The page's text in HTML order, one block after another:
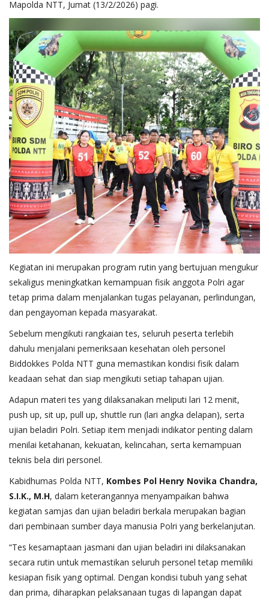
Mapolda NTT, Jumat (13/2/2026) pagi.
Kegiatan ini merupakan program rutin yang bertujuan mengukur
sekaligus meningkatkan kemampuan fisik anggota Polri agar
tetap prima dalam menjalankan tugas pelayanan, perlindungan,
dan pengayoman kepada masyarakat.
Sebelum mengikuti rangkaian tes, seluruh peserta terlebih
dahulu menjalani pemeriksaan kesehatan oleh personel
Biddokkes Polda NTT guna memastikan kondisi fisik dalam
keadaan sehat dan siap mengikuti setiap tahapan ujian.
Adapun materi tes yang dilaksanakan meliputi lari 12 menit,
push up, sit up, pull up, shuttle run (lari angka delapan), serta
ujian beladiri Polri. Setiap item menjadi indikator penting dalam
menilai ketahanan, kekuatan, kelincahan, serta kemampuan
teknis bela diri personel.
Kabidhumas Polda NTT, Kombes Pol Henry Novika Chandra,
S.I.K., M.H, dalam keterangannya menyampaikan bahwa
kegiatan samjas dan ujian beladiri berkala merupakan bagian
dari pembinaan sumber daya manusia Polri yang berkelanjutan.
“Tes kesamaptaan jasmani dan ujian beladiri ini dilaksanakan
secara rutin untuk memastikan seluruh personel tetap memiliki
kesiapan fisik yang optimal. Dengan kondisi tubuh yang sehat
dan prima, diharapkan pelaksanaan tugas di lapangan dapat